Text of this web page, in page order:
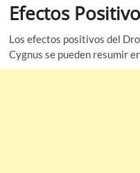
Efectos
Los efectos positivos del
Cygnus se pueden resumir